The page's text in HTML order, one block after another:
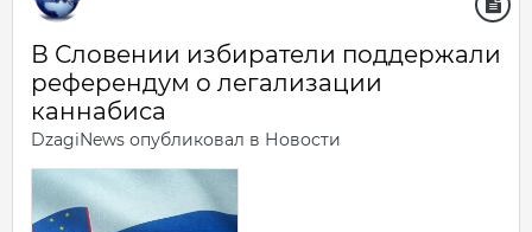
В Словении избиратели поддержали
референдум о легализации
каннабиса
DzagiNews опубликовал в Новости